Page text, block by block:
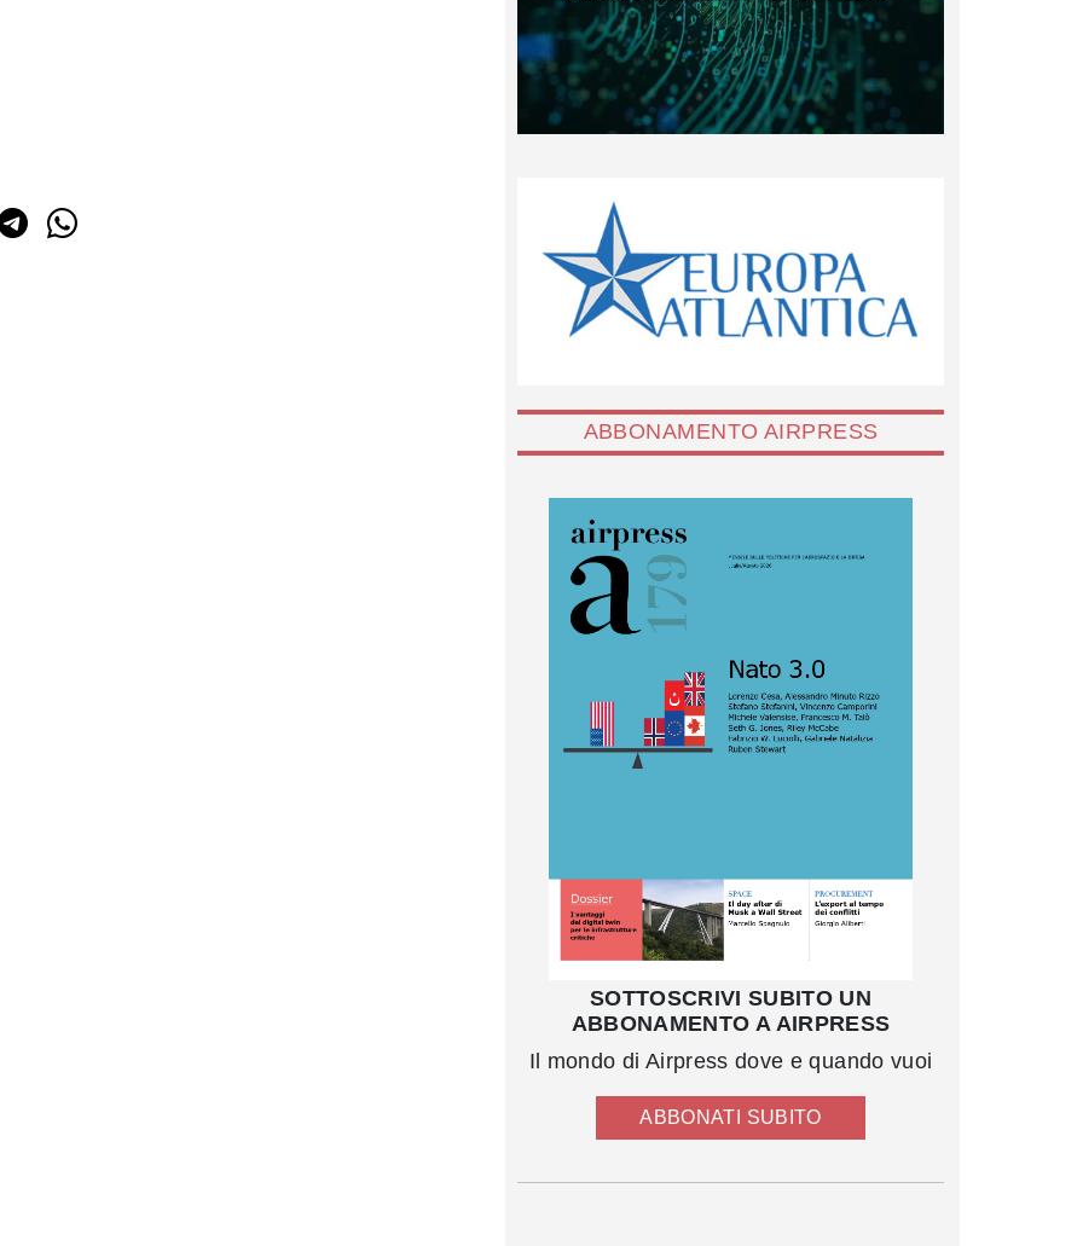
ABBONAMENTO AIRPRESS
SOTTOSCRIVI SUBITO UN
ABBONAMENTO A AIRPRESS
Il mondo di Airpress dove e quando vuoi
ABBONATI SUBITO